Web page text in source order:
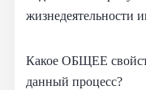
жизнедеятельности
Какое ОБЩЕЕ
данный процесс?